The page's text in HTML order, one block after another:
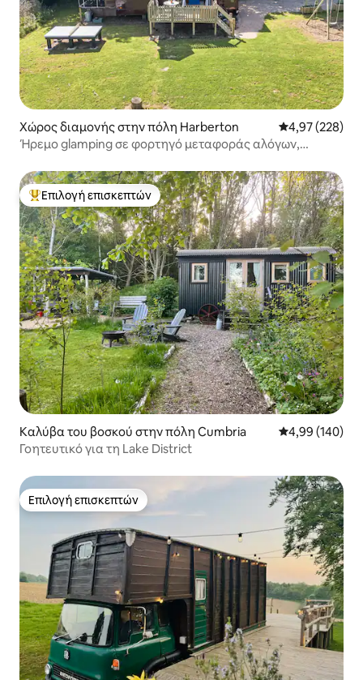
Χώρος διαμονής στην πόλη Harberton Μέση
4,97 (228)
Ήρεμο glamping σε φορτηγό μεταφοράς αλόγων,
Κορυφαία επιλογή επισκεπτών
Επιλογή επισκεπτών
Καλύβα του βοσκού στην πόλη Cumbria Μέση
4,99 (140)
Γοητευτικό για τη Lake District
Επιλογή επισκεπτών
Επιλογή επισκεπτών